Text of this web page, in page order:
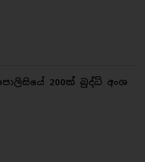
200ක් බුද්ධි අංශ